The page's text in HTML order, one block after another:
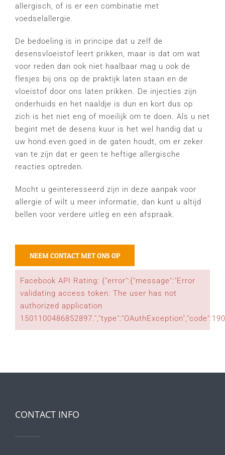
allergisch, of is er een combinatie met
voedselallergie.
De bedoeling is in principe dat u zelf de
desensvloeistof leert prikken, maar is dat om wat
voor reden dan ook niet haalbaar mag u ook de
flesjes bij ons op de praktijk laten staan en de
vloeistof door ons laten prikken. De injecties zijn
onderhuids en het naaldje is dun en kort dus op
zich is het niet eng of moeilijk om te doen. Als u net
begint met de desens kuur is het wel handig dat u
uw hond even goed in de gaten houdt, om er zeker
van te zijn dat er geen te heftige allergische
reacties optreden.
Mocht u geinteresseerd zijn in deze aanpak voor
allergie of wilt u meer informatie, dan kunt u altijd
bellen voor verdere uitleg en een afspraak.
NEEM CONTACT MET ONS OP
Facebook API Rating: {"error":{"message":"Error
validating access token: The user has not
authorized application
CONTACT INFO